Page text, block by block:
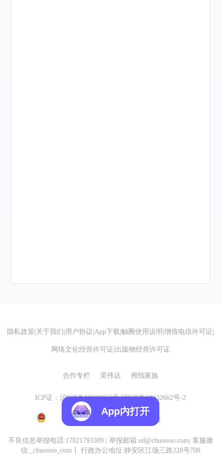
隐私政策 关于我们 用户协议 App下载 触圈使用说明 增值电信许可证
网络文化经营许可证 出版物经营许可证
合作专栏 英伟达 拇指家族
ICP证：沪ICP备19032662号 沪ICP备19032662号-2
沪公网安备 31010602007155号
不良信息举报电话:17821793389 举报邮箱:ed@chuoooo.com| 客服微
信:_chuoooo_com
行政办公地址:静安区江场三路228号708
App内打开